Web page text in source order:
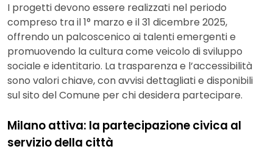
I progetti devono essere realizzati nel periodo
compreso tra il 1° marzo e il 31 dicembre 2025,
offrendo un palcoscenico ai talenti emergenti e
promuovendo la cultura come veicolo di sviluppo
sociale e identitario. La trasparenza e l’accessibilità
sono valori chiave, con avvisi dettagliati e disponibili
sul sito del Comune per chi desidera partecipare.
Milano attiva: la partecipazione civica al
servizio della città